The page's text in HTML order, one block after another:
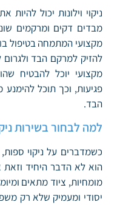
ניקוי וילונות יכול
מבדים דקים ומרקמים
מקצועי המתמחה בטיפול
להזיק למרקם הבד ולגרום
מקצועי יוכל להבטיח
פגיעות, וכך תוכל
הבד.
למה לבחור בשירות
כשמדברים על ניקוי ספות,
הוא לא הדבר היחיד וזאת
מומחיות, ציוד מתאים
יסודי ומעמיק שלא רק